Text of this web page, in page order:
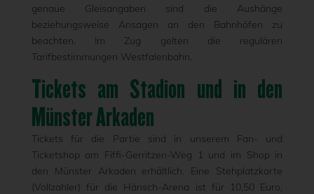
genaue Gleisangaben sind die Aushänge
beziehungsweise Ansagen an den Bahnhöfen zu
beachten. Im Zug gelten die regulären
Tarifbestimmungen Westfalenbahn.
Tickets am Stadion und in den
Münster Arkaden
Tickets für die Partie sind in unserem Fan- und
Ticketshop am Fiffi-Gerritzen-Weg 1 und im Shop in
den Münster Arkaden erhältlich. Eine Stehplatzkarte
(Vollzahler) für die Hänsch-Arena ist für 10,50 Euro,